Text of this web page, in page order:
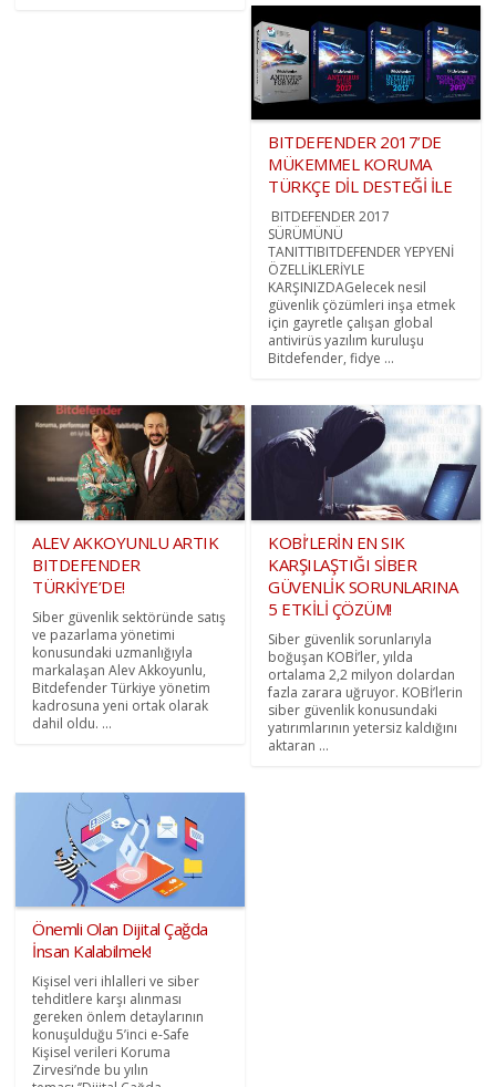
BITDEFENDER 2017’DE
MÜKEMMEL KORUMA
TÜRKÇE DİL DESTEĞİ İLE
BITDEFENDER 2017
SÜRÜMÜNÜ
TANITTIBITDEFENDER YEPYENİ
ÖZELLİKLERİYLE
KARŞINIZDAGelecek nesil
güvenlik çözümleri inşa etmek
için gayretle çalışan global
antivirüs yazılım kuruluşu
Bitdefender, fidye ...
ALEV AKKOYUNLU ARTIK
BITDEFENDER
TÜRKİYE’DE!
Siber güvenlik sektöründe satış
ve pazarlama yönetimi
konusundaki uzmanlığıyla
markalaşan Alev Akkoyunlu,
Bitdefender Türkiye yönetim
kadrosuna yeni ortak olarak
dahil oldu. ...
KOBİ’LERİN EN SIK
KARŞILAŞTIĞI SİBER
GÜVENLİK SORUNLARINA
5 ETKİLİ ÇÖZÜM!
Siber güvenlik sorunlarıyla
boğuşan KOBİ’ler, yılda
ortalama 2,2 milyon dolardan
fazla zarara uğruyor. KOBİ’lerin
siber güvenlik konusundaki
yatırımlarının yetersiz kaldığını
aktaran ...
Önemli Olan Dijital Çağda
İnsan Kalabilmek!
Kişisel veri ihlalleri ve siber
tehditlere karşı alınması
gereken önlem detaylarının
konuşulduğu 5’inci e-Safe
Kişisel verileri Koruma
Zirvesi’nde bu yılın